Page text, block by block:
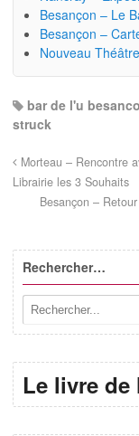
Besançon – Le
Besançon –
Nouveau
bar de l'u
struck
Morteau – Rencontre
Librairie les 3 Souhaits
Besançon –
Rechercher…
Le livre de